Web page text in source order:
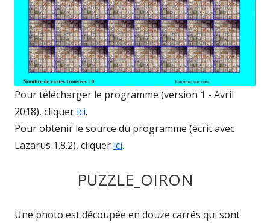
Pour télécharger le programme (version 1 - Avril
2018), cliquer ici.
Pour obtenir le source du programme (écrit avec
Lazarus 1.8.2), cliquer ici.
PUZZLE_OIRON
Une photo est découpée en douze carrés qui sont